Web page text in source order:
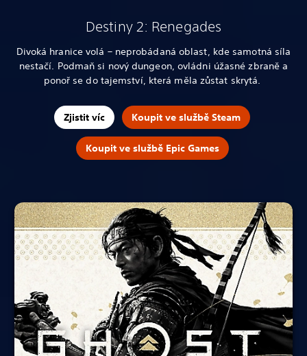
Destiny 2: Renegades
Divoká hranice volá – neprobádaná oblast, kde samotná síla
nestačí. Podmaň si nový dungeon, ovládni úžasné zbraně a
ponoř se do tajemství, která měla zůstat skrytá.
Zjistit víc Koupit ve službě Steam
Koupit ve službě Epic Games